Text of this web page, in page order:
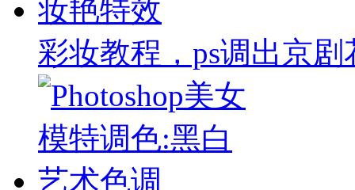
彩妆教程，ps调出京